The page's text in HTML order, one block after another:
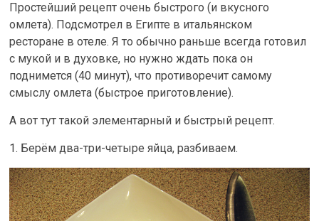
Простейший рецепт очень быстрого (и вкусного
омлета). Подсмотрел в Египте в итальянском
ресторане в отеле. Я то обычно раньше всегда готовил
с мукой и в духовке, но нужно ждать пока он
поднимется (40 минут), что противоречит самому
смыслу омлета (быстрое приготовление).
А вот тут такой элементарный и быстрый рецепт.
1. Берём два-три-четыре яйца, разбиваем.